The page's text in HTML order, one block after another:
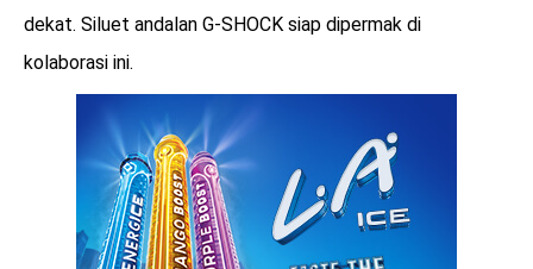
benefit
menarik
dekat. Siluet andalan G-SHOCK siap dipermak di
kolaborasi ini.